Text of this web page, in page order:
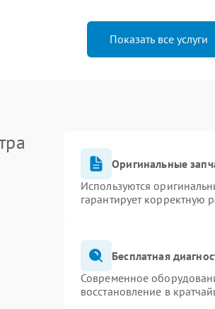
Показать все услуги
Оригинальные
Используются
гарантирует корректную
Бесплатная
Современное
восстановление в